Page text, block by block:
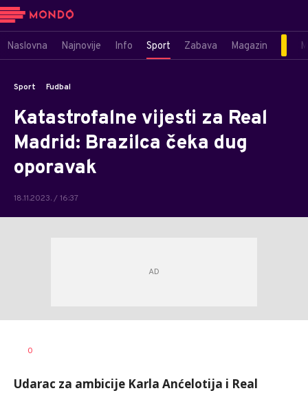
Naslovna Najnovije Info Sport Zabava Magazin
Sport Fudbal
Katastrofalne vijesti za Real
Madrid: Brazilca čeka dug
oporavak
18.11.2023. / 16:37
AUTOR
0
Udarac za ambicije Karla Anćelotija i Real